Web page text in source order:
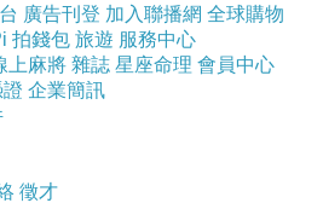
廣告刊登 加入聯播網 全球購物
拍錢包 旅遊 服務中心
上麻將 雜誌 星座命理 會員中心
企業簡訊
徵才